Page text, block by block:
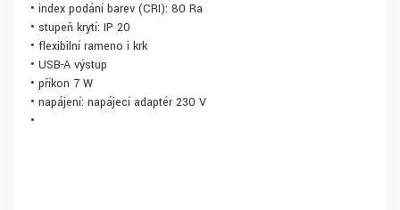
• index podání barev (CRI): 80 Ra
• stupeň krytí: IP 20
• flexibilní rameno i krk
• USB-A výstup
• příkon 7 W
• napájení: napájecí adaptér 230 V
•